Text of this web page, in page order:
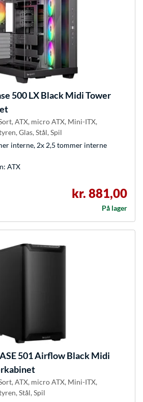
500 LX Black Midi Tower
ATX, micro ATX, Mini-ITX,
Glas, Stål, Spil
interne, 2x 2,5 tommer interne
ATX
kr. 881,00
På lager
501 Airflow Black Midi
ATX, micro ATX, Mini-ITX,
Stål, Spil